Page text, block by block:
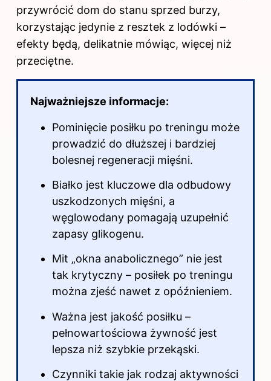
przywrócić dom do stanu sprzed burzy,
korzystając jedynie z resztek z lodówki –
efekty będą, delikatnie mówiąc, więcej niż
przeciętne.
Najważniejsze informacje:
Pominięcie posiłku po treningu może
prowadzić do dłuższej i bardziej
bolesnej regeneracji mięśni.
Białko jest kluczowe dla odbudowy
uszkodzonych mięśni, a
węglowodany pomagają uzupełnić
zapasy glikogenu.
Mit „okna anabolicznego” nie jest
tak krytyczny – posiłek po treningu
można zjeść nawet z opóźnieniem.
Ważna jest jakość posiłku –
pełnowartościowa żywność jest
lepsza niż szybkie przekąski.
Czynniki takie jak rodzaj aktywności